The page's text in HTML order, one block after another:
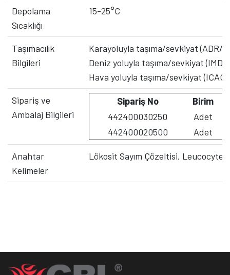
Depolama
Sıcaklığı
15-25°C
Taşımacılık
Bilgileri
Karayoluyla taşıma/sevkiyat (ADR/
Deniz yoluyla taşıma/sevkiyat
Hava yoluyla taşıma/sevkiyat
Sipariş ve
Ambalaj Bilgileri
Sipariş No
Birim
442400030250
Adet
442400020500
Adet
Anahtar
Kelimeler
Lökosit Sayım Çözeltisi, Leucocyte